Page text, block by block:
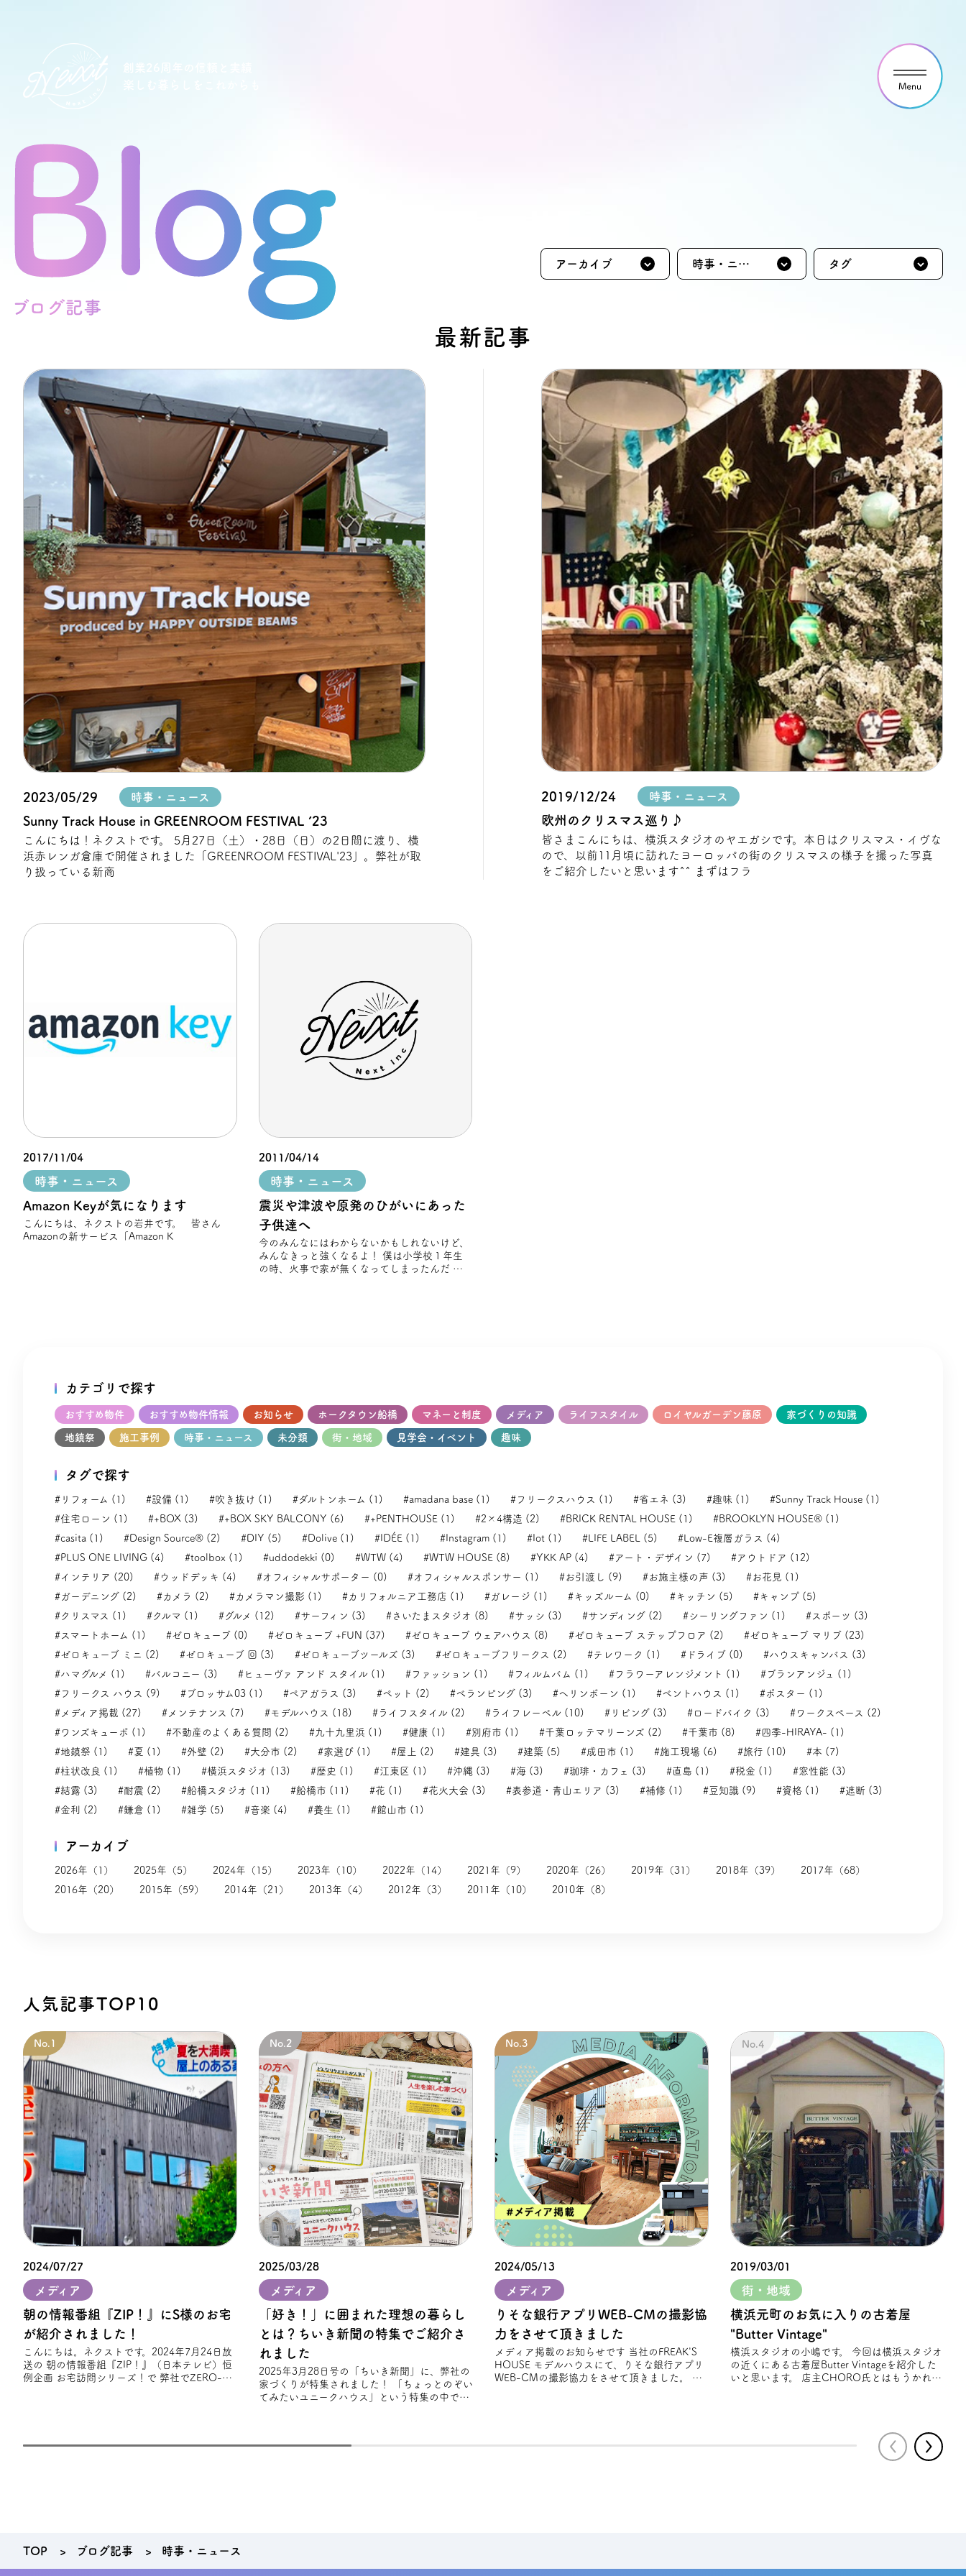
創業26周年の信頼と実績
住宅商品
イベント
オススメ物件
ごあいさつ
チーム紹介
アクセス
ブログ
会社案内
キャンペーン
SDGs
プライバシーポリシー
会員登録
営業時間: AM9:30-PM8:00
定休: 水曜・第一火曜
船橋スタジオ 0120-787-221
さいたまスタジオ 0120-757-221
公式アカウント
時事・ニュ タグ
最新記事
2023/05/29 時事・ニュース
Sunny Track House in GREENROOM FESTIVAL ’23
こんにちは！ネクストです。 5月27日（土）・28日（日）の2日間に渡り、横
浜赤レンガ倉庫で開催されました「GREENROOM FESTIVAL'23」。弊社が取
り扱っている新商
2019/12/24 時事・ニュース
欧州のクリスマス巡り♪
皆さまこんにちは、横浜スタジオのヤエガシです。本日はクリスマス・イヴな
ので、以前11月頃に訪れたヨーロッパの街のクリスマスの様子を撮った写真
をご紹介したいと思います^^ まずはフラ
2017/11/04
時事・ニュース
Amazon Keyが気になります
こんにちは、ネクストの岩井です。 皆さん
Amazonの新サービス「Amazon K
2011/04/14
時事・ニュース
震災や津波や原発のひがいにあった
子供達へ
今のみんなにはわからないかもしれないけど、
みんなきっと強くなるよ！ 僕は小学校１年生
の時、火事で家が無くなってしまったんだ 学
カテゴリで探す
おすすめ物件 おすすめ物件情報 お知らせ ホークタウン船橋 マネーと制度 メディア ライフスタイル ロイヤルガーデン藤原 家づくりの知識
地鎮祭 施工事例 時事・ニュース 未分類 街・地域 見学会・イベント 趣味
タグで探す
#リフォーム (1) #設備 (1) #吹き抜け (1) #ダルトンホーム (1) #amadana base (1) #フリークスハウス (1) #省エネ (3) #趣味 (1)
#Sunny Track House (1)
#住宅ローン (1)
#+BOX (3) #+BOX SKY BALCONY (6) #+PENTHOUSE (1) #2×4構造 (2) #BRICK RENTAL HOUSE (1)
#BROOKLYN HOUSE® (1)
#casita (1)
#Design Source® (2) #DIY (5) #Dolive (1) #IDÉE (1) #Instagram (1) #Iot (1) #LIFE LABEL (5)
#Low-E複層ガラス (4)
#PLUS ONE LIVING (4)
#toolbox (1) #uddodekki (0) #WTW (4) #WTW HOUSE (8) #YKK AP (4) #アート・デザイン (7)
#アウトドア (12)
#インテリア (20)
#ウッドデッキ (4) #オフィシャルサポーター (0) #オフィシャルスポンサー (1) #お引渡し (9) #お施主様の声 (3)
#お花見 (1)
#ガーデニング (2)
#カメラ (2) #カメラマン撮影 (1) #カリフォルニア工務店 (1) #ガレージ (1) #キッズルーム (0) #キッチン (5)
#キャンプ (5)
#クリスマス (1)
#クルマ (1) #グルメ (12) #サーフィン (3) #さいたまスタジオ (8) #サッシ (3) #サンディング (2) #シーリングファン (1)
#スポーツ (3)
#スマートホーム (1)
#ゼロキューブ (0) #ゼロキューブ +FUN (37) #ゼロキューブ ウェアハウス (8) #ゼロキューブ ステップフロア (2)
#ゼロキューブ マリブ (23)
#ゼロキューブ ミニ (2)
#ゼロキューブ 回 (3) #ゼロキューブツールズ (3) #ゼロキューブフリークス (2) #テレワーク (1) #ドライブ (0)
#ハウスキャンバス (3)
#ハマグルメ (1)
#バルコニー (3) #ヒューヴァ アンド スタイル (1) #ファッション (1) #フィルムバム (1) #フラワーアレンジメント (1)
#ブランアンジュ (1)
#フリークス ハウス (9)
#ブロッサム03 (1) #ペアガラス (3) #ペット (2) #べランピング (3) #ヘリンボーン (1) #ベントハウス (1)
#ポスター (1)
#メディア掲載 (27)
#メンテナンス (7) #モデルハウス (18) #ライフスタイル (2) #ライフレーベル (10) #リビング (3) #ロードバイク (3)
#ワークスペース (2)
#ワンズキューボ (1)
#不動産のよくある質問 (2) #九十九里浜 (1) #健康 (1) #別府市 (1) #千葉ロッテマリーンズ (2) #千葉市 (8)
#四季-HIRAYA- (1)
#地鎮祭 (1)
#夏 (1) #外壁 (2) #大分市 (2) #家選び (1) #屋上 (2) #建具 (3) #建築 (5) #成田市 (1) #施工現場 (6) #旅行 (10)
#本 (7)
#柱状改良 (1)
#植物 (1) #横浜スタジオ (13) #歴史 (1) #江東区 (1) #沖縄 (3) #海 (3) #珈琲・カフェ (3) #直島 (1) #税金 (1)
#窓性能 (3)
#結露 (3)
#耐震 (2) #船橋スタジオ (11) #船橋市 (11) #花 (1) #花火大会 (3) #表参道・青山エリア (3) #補修 (1) #豆知識 (9) #資格 (1)
#遮断 (3)
#金利 (2)
#鎌倉 (1) #雑学 (5) #音楽 (4) #養生 (1) #館山市 (1)
アーカイブ
2026年（1） 2025年（5） 2024年（15） 2023年（10） 2022年（14） 2021年（9） 2020年（26） 2019年（31） 2018年（39）
2017年（68）
2016年（20）
2015年（59） 2014年（21） 2013年（4） 2012年（3） 2011年（10） 2010年（8）
人気記事TOP10
2024/07/27
メディア
朝の情報番組『ZIP！』にS様のお宅
が紹介されました！
こんにちは。ネクストです。2024年7月24日放
送の 朝の情報番組『ZIP！』（日本テレビ）恒
例企画 お宅訪問シリーズ！で 弊社でZERO-
2025/03/28
メディア
「好き！」に囲まれた理想の暮らし
とは？ちいき新聞の特集でご紹介さ
れました
2025年3月28日号の「ちいき新聞」に、弊社の
家づくりが特集されました！ 「ちょっとのぞい
てみたいユニークハウス」という特集の中で、
2024/05/13
メディア
りそな銀⾏アプリWEB-CMの撮影協
力をさせて頂きました
メディア掲載のお知らせです 当社のFREAK'S
HOUSE モデルハウスにて、りそな銀⾏アプリ
WEB-CMの撮影協力をさせて頂きました。 春
2019/03/01
街・地域
横浜元町のお気に入りの古着屋
"Butter Vintage"
横浜スタジオの小嶋です。 今回は横浜スタジオ
の近くにある古着屋Butter Vintageを紹介した
いと思います。 店主CHORO氏とはもうかれこ
TOP ブログ記事 時事・ニュース